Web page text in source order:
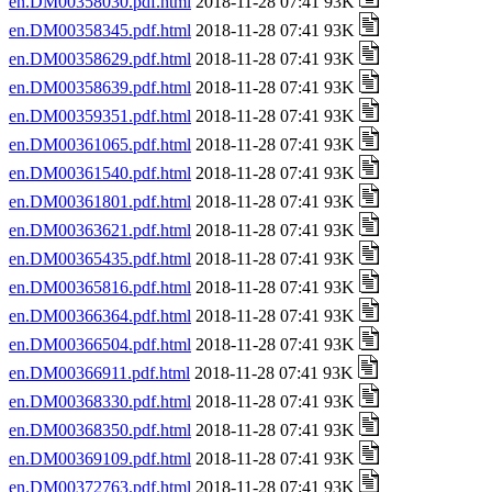
en.DM00358345.pdf.html 2018-11-28 07:41 93K
en.DM00358629.pdf.html 2018-11-28 07:41 93K
en.DM00358639.pdf.html 2018-11-28 07:41 93K
en.DM00359351.pdf.html 2018-11-28 07:41 93K
en.DM00361065.pdf.html 2018-11-28 07:41 93K
en.DM00361540.pdf.html 2018-11-28 07:41 93K
en.DM00361801.pdf.html 2018-11-28 07:41 93K
en.DM00363621.pdf.html 2018-11-28 07:41 93K
en.DM00365435.pdf.html 2018-11-28 07:41 93K
en.DM00365816.pdf.html 2018-11-28 07:41 93K
en.DM00366364.pdf.html 2018-11-28 07:41 93K
en.DM00366504.pdf.html 2018-11-28 07:41 93K
en.DM00366911.pdf.html 2018-11-28 07:41 93K
en.DM00368330.pdf.html 2018-11-28 07:41 93K
en.DM00368350.pdf.html 2018-11-28 07:41 93K
en.DM00369109.pdf.html 2018-11-28 07:41 93K
en.DM00372763.pdf.html 2018-11-28 07:41 93K